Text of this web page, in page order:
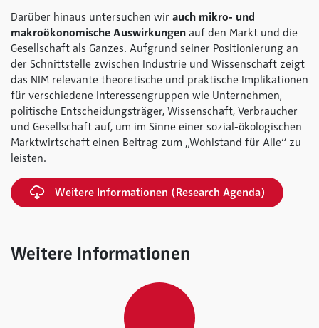
Darüber hinaus untersuchen wir auch mikro- und
makroökonomische Auswirkungen auf den Markt und die
Gesellschaft als Ganzes. Aufgrund seiner Positionierung an
der Schnittstelle zwischen Industrie und Wissenschaft zeigt
das NIM relevante theoretische und praktische Implikationen
für verschiedene Interessengruppen wie Unternehmen,
politische Entscheidungsträger, Wissenschaft, Verbraucher
und Gesellschaft auf, um im Sinne einer sozial-ökologischen
Marktwirtschaft einen Beitrag zum „Wohlstand für Alle“ zu
leisten.
Weitere Informationen (Research Agenda)
Weitere Informationen